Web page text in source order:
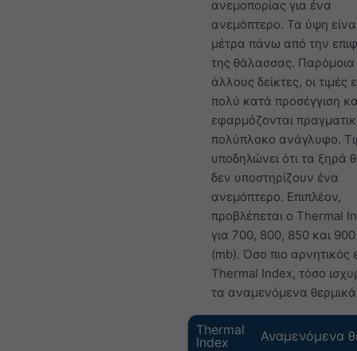
ανεμοπορίας για ένα
ανεμόπτερο. Τα ύψη
μέτρα πάνω από την
της θάλασσας. Παρόμοια
άλλους δείκτες, οι τιμές
πολύ κατά προσέγγιση
εφαρμόζονται
πολύπλοκο ανάγλυφο.
υποδηλώνει ότι τα ξηρά
δεν υποστηρίζουν ένα
ανεμόπτερο. Επιπλέον,
προβλέπεται ο Thermal
για 700, 800, 850 και
(mb). Όσο πιο αρνητικός
Thermal Index, τόσο
τα αναμενόμενα
Thermal
Index
Αναμενόμενα